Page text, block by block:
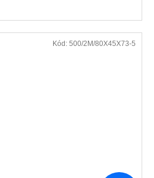
Kód: 500/2M/80X45X73-5